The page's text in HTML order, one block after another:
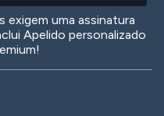
exigem uma assinatura
Apelido personalizado